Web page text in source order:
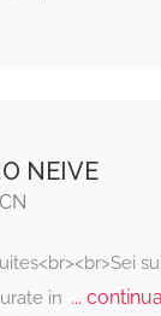
NEIVE
in...